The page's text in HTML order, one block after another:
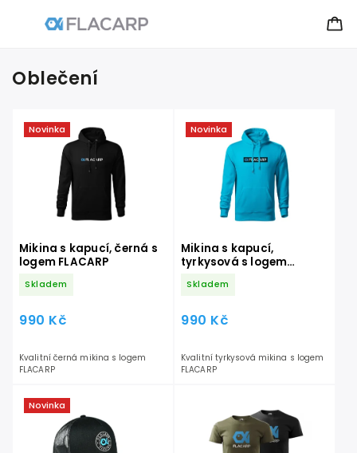
Oblečení
Novinka
Mikina s kapucí, černá s
logem FLACARP
Skladem
990 Kč
Kvalitní černá mikina s logem
FLACARP
Novinka
Mikina s kapucí,
tyrkysová s logem
Skladem
990 Kč
Kvalitní tyrkysová mikina s logem
FLACARP
Novinka